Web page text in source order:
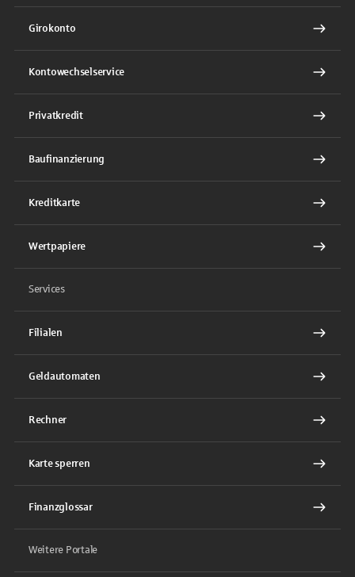
Girokonto
Kontowechselservice
Privatkredit
Baufinanzierung
Kreditkarte
Wertpapiere
Services
Filialen
Geldautomaten
Rechner
Karte sperren
Finanzglossar
Weitere Portale